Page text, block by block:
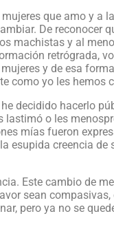
que amo y a
De reconocer
machistas y al
retrógrada,
y de esa
como yo les hemos
decidido hacerlo
lastimó o les
mías fueron
esupida creencia
Este cambio de
sean
pero ya no se